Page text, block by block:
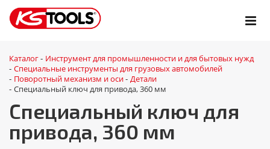
Каталог - Инструмент для промышленности и для бытовых нужд
- Специальные инструменты для грузовых автомобилей
- Поворотный механизм и оси - Детали
- Специальный ключ для привода, 360 мм
Специальный ключ для
привода, 360 мм